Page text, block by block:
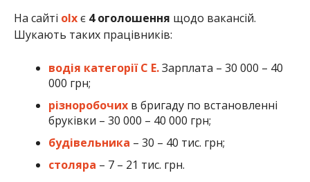
На сайті olxє 4 оголошення щодо вакансій.
Шукають таких працівників:
водія категорії С Е.Зарплата – 30 000 – 40
000 грн;
різноробочихв бригаду по встановленні
бруківки – 30 000 – 40 000 грн;
будівельника – 30 – 40 тис. грн;
столяра – 7 – 21 тис. грн.